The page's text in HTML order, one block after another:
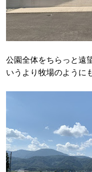
公園全体をちらっと遠
いうより牧場のように